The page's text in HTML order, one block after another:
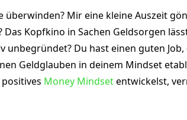
Mir eine kleine Auszeit
Kopfkino in Sachen Geldsorgen
Du hast einen guten
Geldglauben in deinem Mindset
Money Mindsetentwickelst,